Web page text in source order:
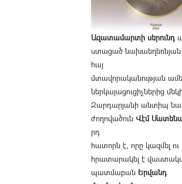
Ազատամարտի սերունդ
ստացած նախաեղեռնյան
հայ
մտավորականության
ներկայացուցիչներից
Զարդարյանի անտիպ
ժողովածուն Վէմ
րդ
հատորն է, որը կազմել ու
հրատարակել է
պատմաբան Երվանդ